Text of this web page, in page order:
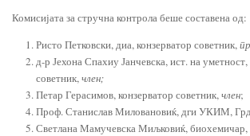
Комисијата за стручна контрола беше составена од:
Ристо Петковски, диа, конзерватор советник,
д-р Јехона Спахиу Јанчевска, ист. на уметност,
советник,член;
Петар Герасимов, конзерватор советник,член;
Проф. Станислав Миловановиќ, дги УКИМ,
Светлана Мамучевска Миљковиќ, биохемичар,